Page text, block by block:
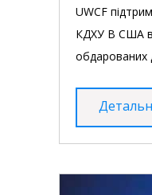
UWCF
КДХУ В США в
обдарованих